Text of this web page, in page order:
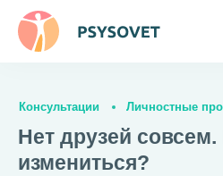
Консультации Личностные
Нет друзей совсем.
измениться?